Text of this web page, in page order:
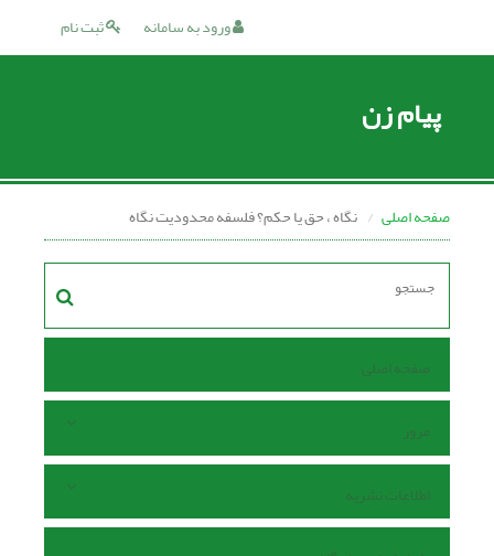
ثبت نام ورود به سامانه
پیام زن
صفحه اصلی نگاه ، حق یا حکم؟ فلسفه محدودیت نگاه
صفحه اصلی
مرور
اطلاعات نشریه